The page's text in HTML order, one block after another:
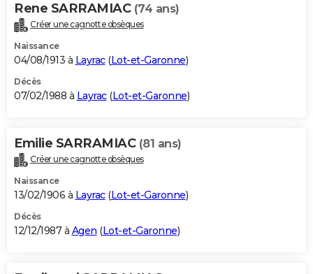
Rene SARRAMIAC (74 ans)
Créer une cagnotte obsèques
Naissance
04/08/1913 à Layrac(Lot-et-Garonne)
Décès
07/02/1988 à Layrac(Lot-et-Garonne)
Emilie SARRAMIAC (81 ans)
Créer une cagnotte obsèques
Naissance
13/02/1906 à Layrac(Lot-et-Garonne)
Décès
12/12/1987 à Agen (Lot-et-Garonne)